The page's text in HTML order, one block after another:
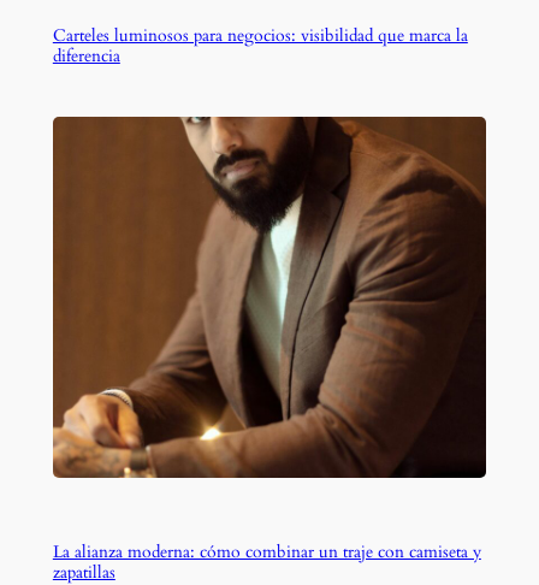
Carteles luminosos para negocios: visibilidad que marca la
diferencia
La alianza moderna: cómo combinar un traje con camiseta y
zapatillas